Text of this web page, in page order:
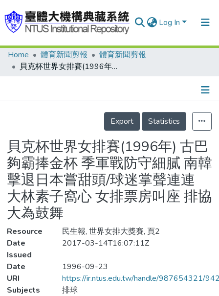
Log In
Communities & Collections
Statistics
Home 體育新聞剪報
體育新聞剪報
貝克杯世界女排賽(1996年) 古巴夠霸捧金杯 季軍戰防守細膩 南韓擊退日本嘗甜頭/球迷掌聲連連 大林素子窩心 女排票房叫座 排協大為鼓舞
Details
Export
Statistics
貝克杯世界女排賽(1996年) 古巴
夠霸捧金杯 季軍戰防守細膩 南韓
擊退日本嘗甜頭/球迷掌聲連連
大林素子窩心 女排票房叫座 排協
大為鼓舞
Resource
民生報, 世界女排大獎賽, 頁2
Date
Issued
2017-03-14T16:07:11Z
Date
1996-09-23
URI
https://ir.ntus.edu.tw/handle/987654321/
Subjects
排球